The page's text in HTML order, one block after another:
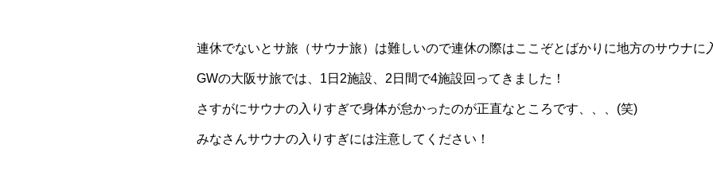
連休でないとサ旅（サウナ旅）は難しいので連休の際はここぞとばかりに地方のサウナに
GWの大阪サ旅では、1日2施設、2日間で4施設回ってきました！
さすがにサウナの入りすぎで身体が怠かったのが正直なところです、、、(笑)
みなさんサウナの入りすぎには注意してください！